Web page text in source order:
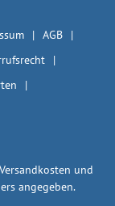
AGB
Versandkosten und
angegeben.